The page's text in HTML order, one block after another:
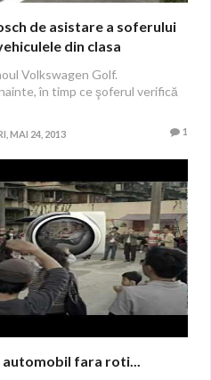
de asistare a soferului
din clasa
Volkswagen Golf.
în timp ce şoferul verifică
MAI 24, 2013 1
automobil fara roti...